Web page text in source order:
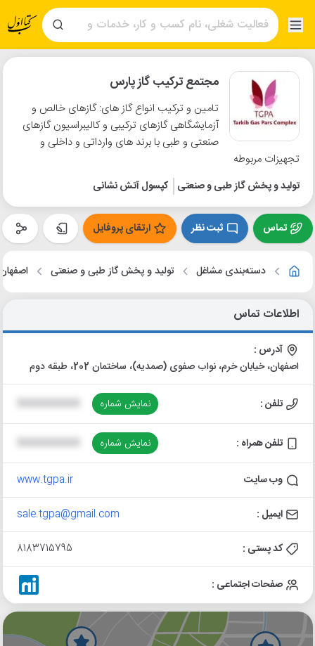
مجتمع ترکیب گاز پارس
تامین و ترکیب انواع گاز های: گازهای خالص و
آزمایشگاهی گازهای ترکیبی و کالیبراسیون گازهای
صنعتی و طبی با برند های وارداتی و داخلی و
تجهیزات مربوطه
تولید و پخش گاز طبی و صنعتی کپسول آتش نشانی
تماس ثبت نظر ارتقای پروفایل
دسته‌بندی مشاغل تولید و پخش گاز طبی و صنعتی اصفهان
اطلاعات تماس
آدرس :
اصفهان، خیابان خرم، نواب صفوی (صمدیه)، ساختمان 202، طبقه دوم
تلفن : نمایش شماره
تلفن همراه : نمایش شماره
وب سایت www.tgpa.ir
ایمیل : sale.tgpa@gmail.com
کد پستی : 8183715795
صفحات اجتماعی :